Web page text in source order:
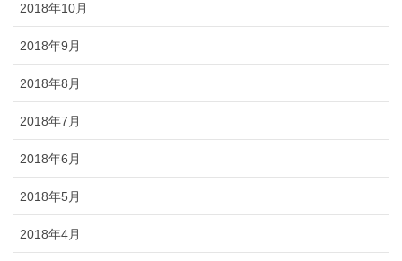
2018年10月
2018年9月
2018年8月
2018年7月
2018年6月
2018年5月
2018年4月